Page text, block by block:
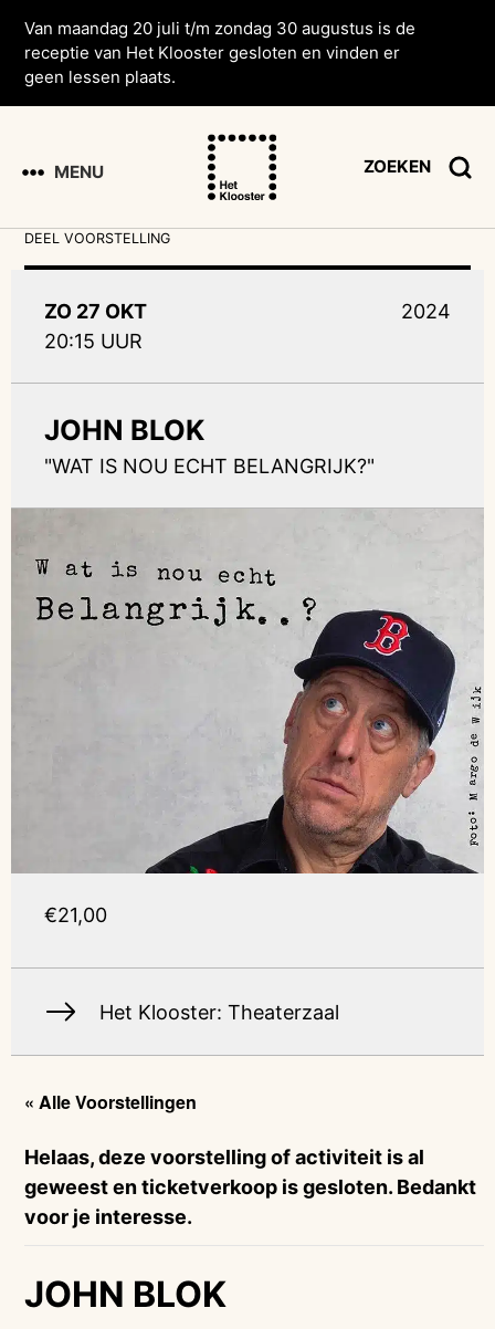
Van maandag 20 juli t/m zondag 30 augustus is de
receptie van Het Klooster gesloten en vinden er
geen lessen plaats.
MENU ZOEKEN
DEEL VOORSTELLING
« Alle Voorstellingen
Helaas, deze voorstelling of activiteit is al
geweest en ticketverkoop is gesloten. Bedankt
voor je interesse.
JOHN BLOK
ZO 27 OKT
20:15 UUR
2024
JOHN BLOK
"WAT IS NOU ECHT BELANGRIJK?"
€21,00
Het Klooster: Theaterzaal